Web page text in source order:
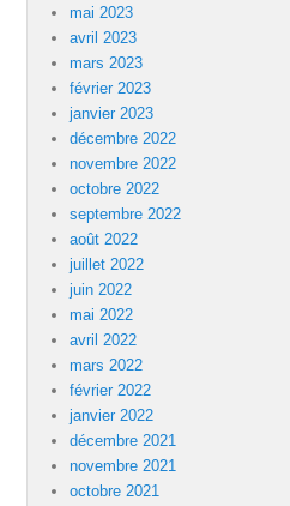
mai 2023
avril 2023
mars 2023
février 2023
janvier 2023
décembre 2022
novembre 2022
octobre 2022
septembre 2022
août 2022
juillet 2022
juin 2022
mai 2022
avril 2022
mars 2022
février 2022
janvier 2022
décembre 2021
novembre 2021
octobre 2021